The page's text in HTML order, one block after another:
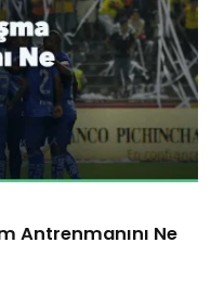
Antrenmanını Ne